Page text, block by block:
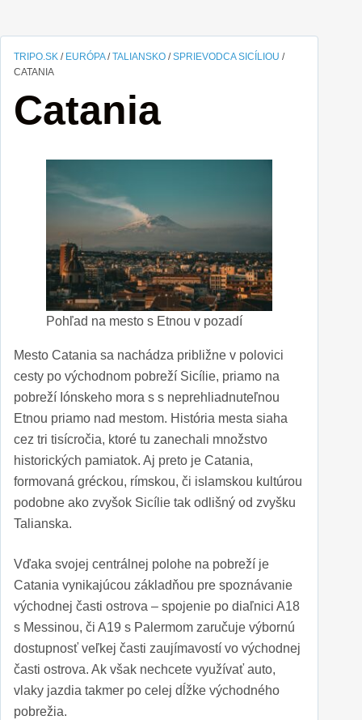
TRIPO.SK / EURÓPA/TALIANSKO /SPRIEVODCA SICÍLIOU /
CATANIA
Catania
Pohľad na mesto s Etnou v pozadí
Mesto Catania sa nachádza približne v polovici
cesty po východnom pobreží Sicílie, priamo na
pobreží Iónskeho mora s s neprehliadnuteľnou
Etnou priamo nad mestom. História mesta siaha
cez tri tisícročia, ktoré tu zanechali množstvo
historických pamiatok. Aj preto je Catania,
formovaná gréckou, rímskou, či islamskou kultúrou
podobne ako zvyšok Sicílie tak odlišný od zvyšku
Talianska.
Vďaka svojej centrálnej polohe na pobreží je
Catania vynikajúcou základňou pre spoznávanie
východnej časti ostrova – spojenie po diaľnici A18
s Messinou, či A19 s Palermom zaručuje výbornú
dostupnosť veľkej časti zaujímavostí vo východnej
časti ostrova. Ak však nechcete využívať auto,
vlaky jazdia takmer po celej dĺžke východného
pobrežia.